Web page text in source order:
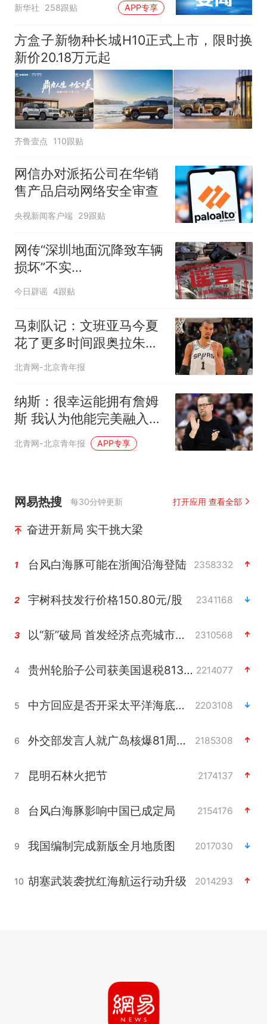
新华社 258跟贴 APP专享
方盒子新物种长城H10正式上市，限时换
新价20.18万元起
齐鲁壹点 110跟贴
网信办对派拓公司在华销
售产品启动网络安全审查
央视新闻客户端 29跟贴
网传“深圳地面沉降致车辆
损坏”不实
（2026·08·06）
今日辟谣 4跟贴
马刺队记：文班亚马今夏
花了更多时间跟奥拉朱旺
一起训练
北青网-北京青年报
纳斯：很幸运能拥有詹姆
斯 我认为他能完美融入球
队
北青网-北京青年报 APP专享
网易热搜 每30分钟更新 打开应用 查看全部
奋进开新局 实干挑大梁
1 台风白海豚可能在浙闽沿海登陆 2358332
2 宇树科技发行价格150.80元/股 2341168
3 以“新”破局 首发经济点亮城市消费活力 2310568
4 贵州轮胎子公司获美国退税8136万 2214077
5 中方回应是否开采太平洋海底稀土资源 2203108
6 外交部发言人就广岛核爆81周年等答记者问 2185308
7 昆明石林火把节 2174137
8 台风白海豚影响中国已成定局 2154176
9 我国编制完成新版全月地质图 2017030
10 胡塞武装袭扰红海航运行动升级 2014293